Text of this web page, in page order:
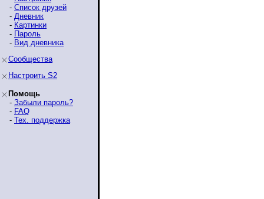
- Список друзей
- Дневник
- Картинки
- Пароль
- Вид дневника
Сообщества
Настроить S2
Помощь
- Забыли пароль?
- FAQ
- Тех. поддержка